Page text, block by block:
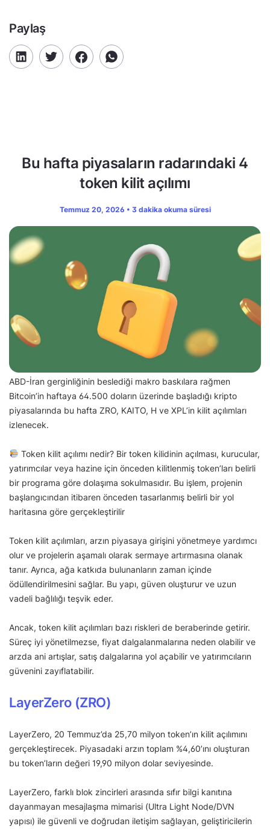
Paylaş
Bu hafta piyasaların radarındaki 4
token kilit açılımı
Temmuz 20, 2026 • 3 dakika okuma süresi
ABD-İran gerginliğinin beslediği makro baskılara rağmen
Bitcoin’in haftaya 64.500 doların üzerinde başladığı kripto
piyasalarında bu hafta ZRO, KAITO, H ve XPL’in kilit açılımları
izlenecek.
Token kilit açılımı nedir? Bir token kilidinin açılması, kurucular,
yatırımcılar veya hazine için önceden kilitlenmiş token’ları belirli
bir programa göre dolaşıma sokulmasıdır. Bu işlem, projenin
başlangıcından itibaren önceden tasarlanmış belirli bir yol
haritasına göre gerçekleştirilir
Token kilit açılımları, arzın piyasaya girişini yönetmeye yardımcı
olur ve projelerin aşamalı olarak sermaye artırmasına olanak
tanır. Ayrıca, ağa katkıda bulunanların zaman içinde
ödüllendirilmesini sağlar. Bu yapı, güven oluşturur ve uzun
vadeli bağlılığı teşvik eder.
Ancak, token kilit açılımları bazı riskleri de beraberinde getirir.
Süreç iyi yönetilmezse, fiyat dalgalanmalarına neden olabilir ve
arzda ani artışlar, satış dalgalarına yol açabilir ve yatırımcıların
güvenini zayıflatabilir.
LayerZero (ZRO)
LayerZero, 20 Temmuz’da 25,70 milyon token’ın kilit açılımını
gerçekleştirecek. Piyasadaki arzın toplam %4,60’ını oluşturan
bu token’ların değeri 19,90 milyon dolar seviyesinde.
LayerZero, farklı blok zincirleri arasında sıfır bilgi kanıtına
dayanmayan mesajlaşma mimarisi (Ultra Light Node/DVN
yapısı) ile güvenli ve doğrudan iletişim sağlayan, geliştiricilerin